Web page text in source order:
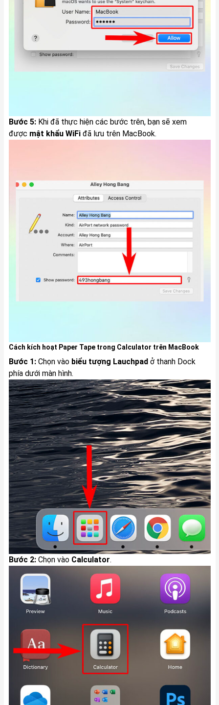
Bước 5:Khi đã thực hiện các bước trên, bạn sẽ xem
được mật khẩu WiFiđã lưu trên MacBook.
Cách kích hoạt Paper Tape trong Calculator trên MacBook
Bước 1:Chọn vàobiểu tượng Lauchpadở thanh Dock
phía dưới màn hình.
Bước 2:Chọn vào Calculator.